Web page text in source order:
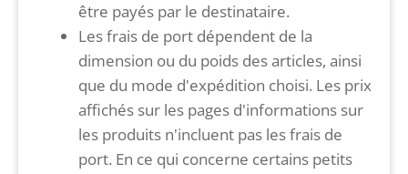
être payés par le destinataire.
Les frais de port dépendent de la
dimension ou du poids des articles, ainsi
que du mode d'expédition choisi. Les prix
affichés sur les pages d'informations sur
les produits n'incluent pas les frais de
port. En ce qui concerne certains petits